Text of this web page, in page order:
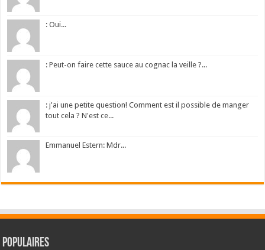
: Oui...
: Peut-on faire cette sauce au cognac la veille ?...
: j'ai une petite question! Comment est il possible de manger
tout cela ? N'est ce...
Emmanuel Estern: Mdr...
Populaires